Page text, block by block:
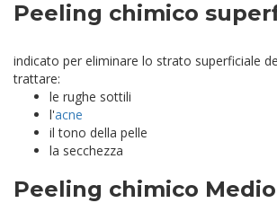
Peeling chimico
indicato per eliminare lo strato superficiale
trattare:
le rughe sottili
l'acne
il tono della pelle
la secchezza
Peeling chimico Medio